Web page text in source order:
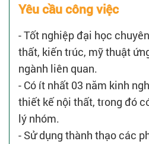
Yêu cầu công việc
- Tốt nghiệp đại học
thất, kiến trúc, mỹ thuật
ngành liên quan.
- Có ít nhất 03 năm kinh
thiết kế nội thất, trong đó
lý nhóm.
- Sử dụng thành thạo các